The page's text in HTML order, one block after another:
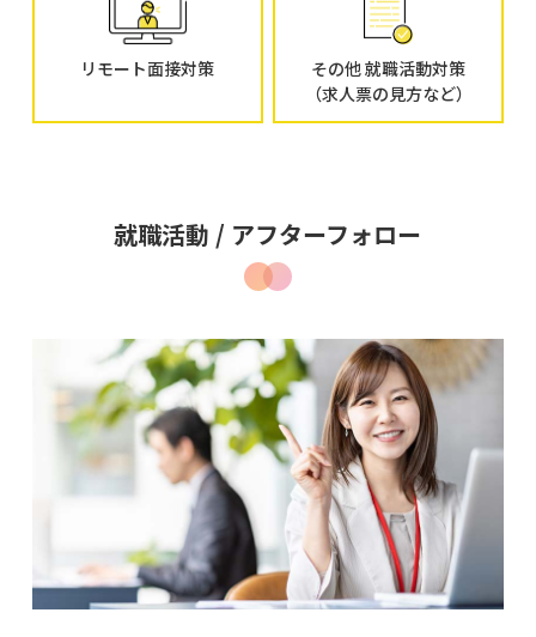
リモート面接対策
その他 就職活動対策
（求人票の見方など）
就職活動 / アフターフォロー